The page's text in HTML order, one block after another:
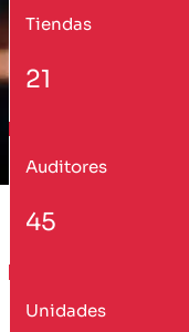
Tiendas
21
Auditores
45
Unidades